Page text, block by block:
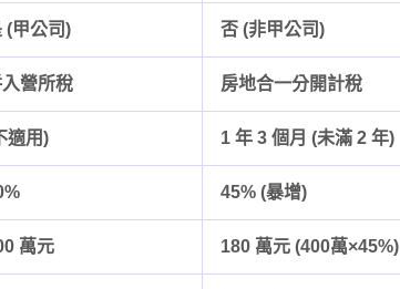
(甲公司) 否 (非甲公司)
營所稅 房地合一分開計稅
適用) 1 年 3 個月 (未滿 2 年)
45% (暴增)
萬元 180 萬元 (400萬×45%)